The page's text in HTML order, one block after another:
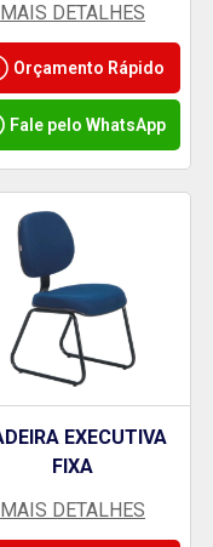
MAIS DETALHES
Orçamento Rápido
Fale pelo WhatsApp
EXECUTIVA
FIXA
MAIS DETALHES